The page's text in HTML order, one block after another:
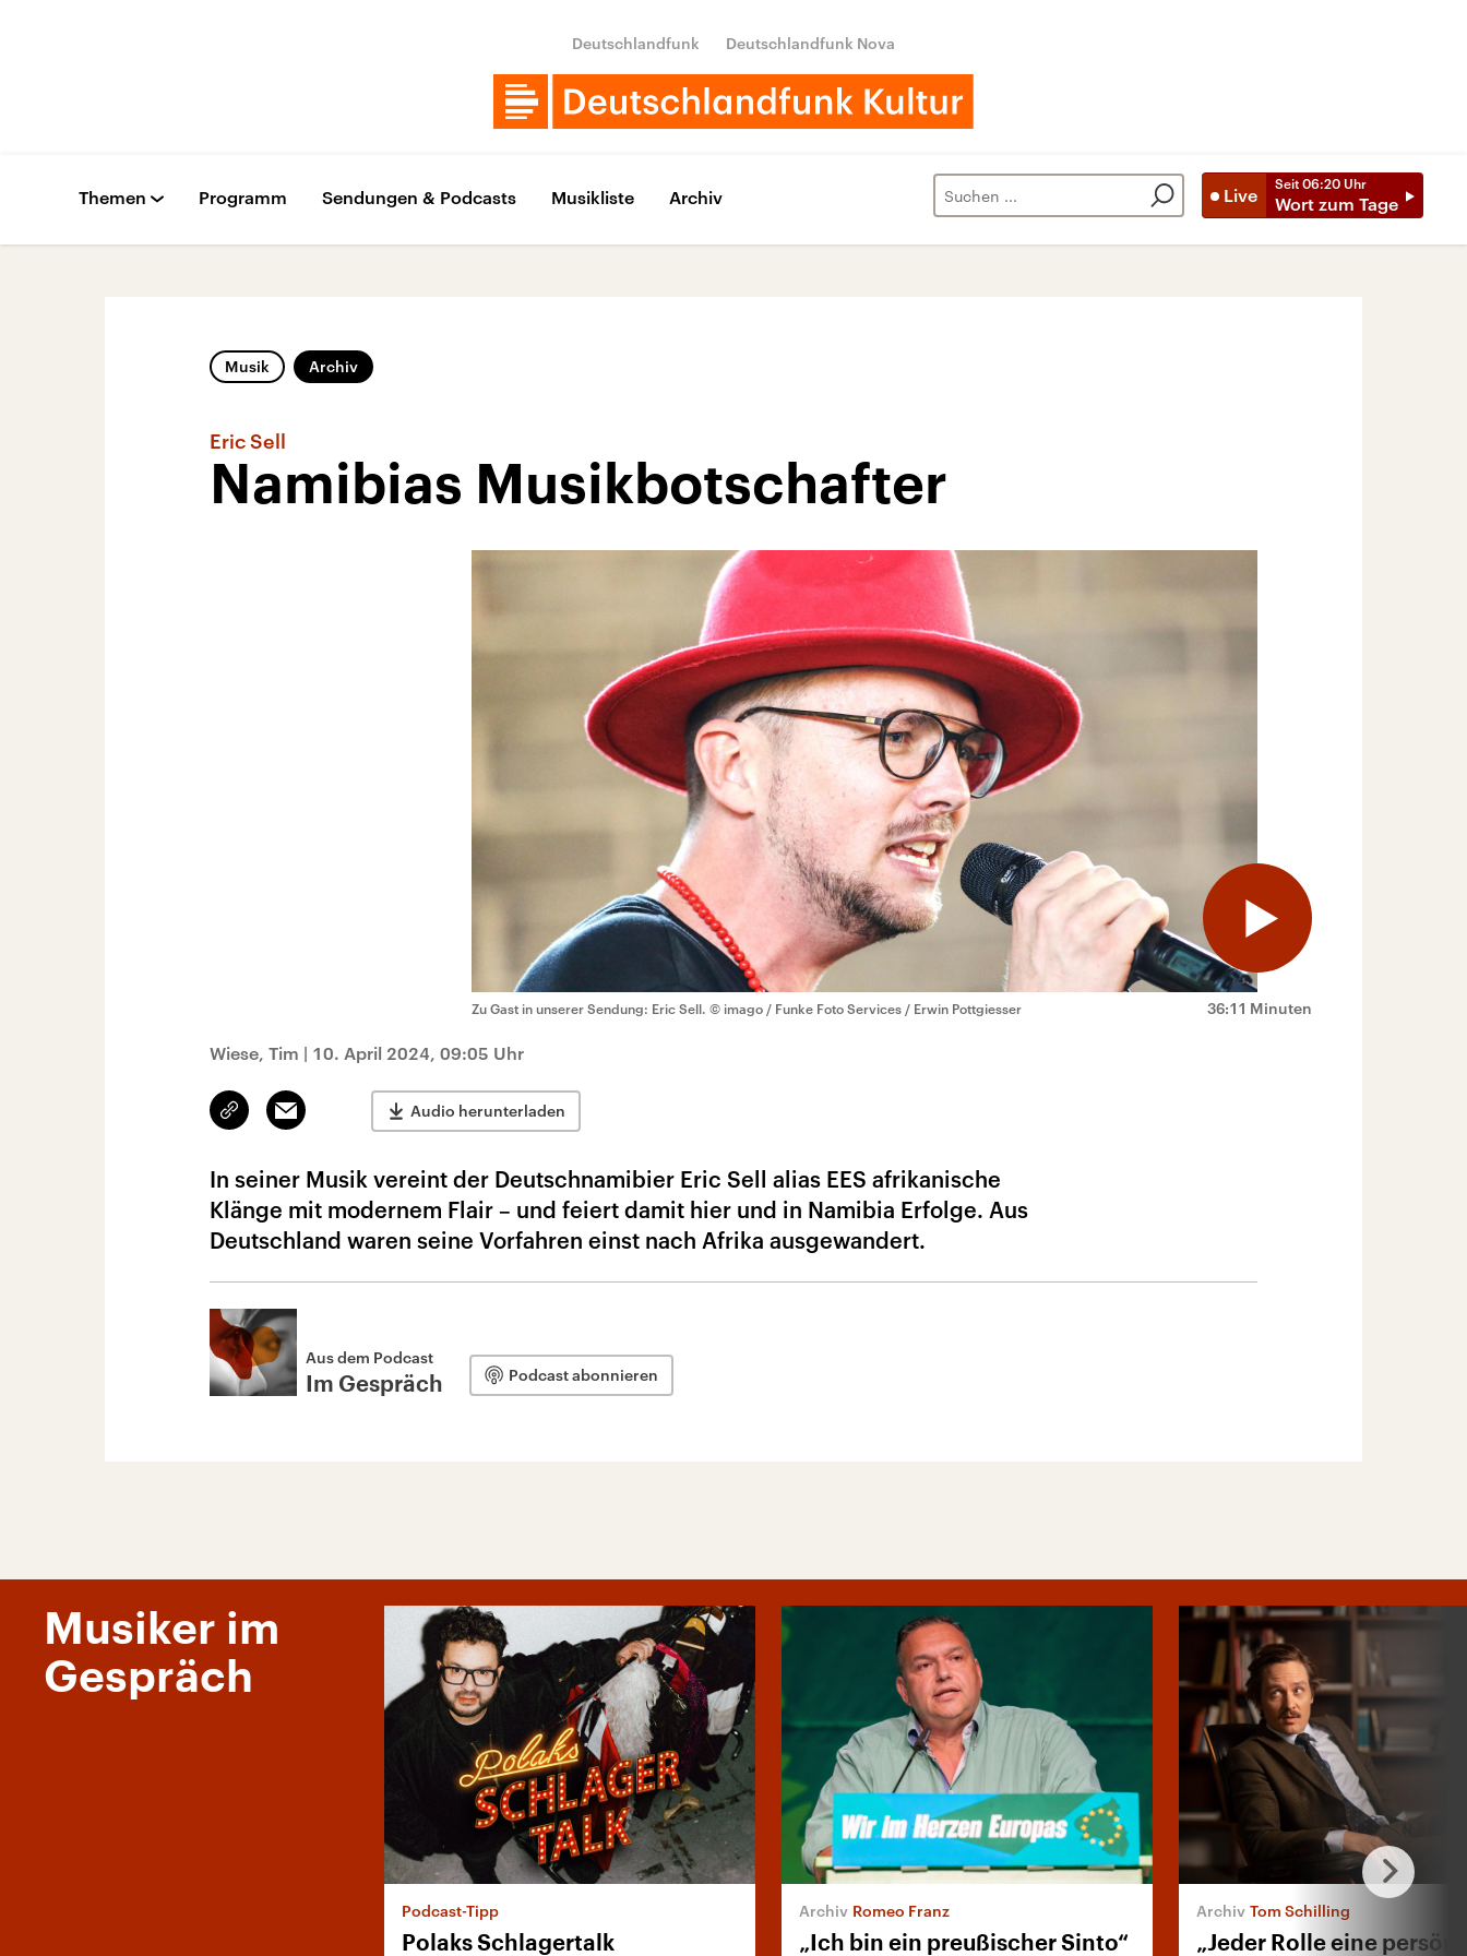
Deutschlandfunk Deutschlandfunk Nova
Live
Seit 06:20 Uhr
Wort zum Tage
Themen Programm Sendungen & Podcasts Musikliste Archiv
Musik Archiv
Eric Sell
Namibias Musikbotschafter
36:11 Minuten
Zu Gast in unserer Sendung: Eric Sell. © imago / Funke Foto Services / Erwin Pottgiesser
Wiese, Tim | 10. April 2024, 09:05 Uhr
Link
kopieren/teilen
Email Audio herunterladen
In seiner Musik vereint der Deutschnamibier Eric Sell alias EES afrikanische
Klänge mit modernem Flair – und feiert damit hier und in Namibia Erfolge. Aus
Deutschland waren seine Vorfahren einst nach Afrika ausgewandert.
Aus dem Podcast
Im Gespräch Podcast abonnieren
Musiker im
Gespräch
Podcast-Tipp
Polaks Schlagertalk
Romeo Franz
„Ich bin ein preußischer Sinto“
Tom Schilling
„Jeder Rolle eine